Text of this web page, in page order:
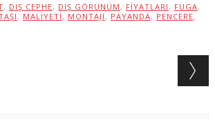
, DIŞ CEPHE, DIŞ GÖRÜNÜM , FIYATLARI , FUGA,
, MALIYETI , MONTAJI , PAYANDA, PENCERE,